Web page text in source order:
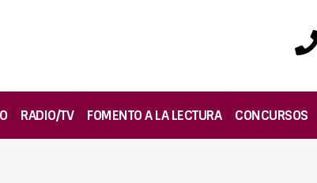
RADIO/TV FOMENTO A LA LECTURA CONCURSOS